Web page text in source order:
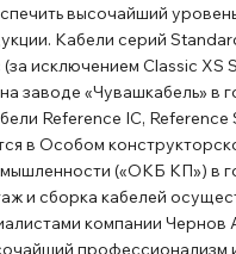
высочайший
Кабели серий
исключением Classic XS
заводе «Чувашкабель» в
Reference IC, Reference
в Особом
(«ОКБ КП») в
и сборка кабелей
компании Чернов
профессионализм